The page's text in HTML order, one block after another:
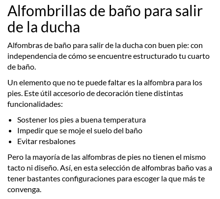
Alfombrillas de baño para salir
de la ducha
Alfombras de baño para salir de la ducha con buen pie: con
independencia de cómo se encuentre estructurado tu cuarto
de baño.
Un elemento que no te puede faltar es la alfombra para los
pies. Este útil accesorio de decoración tiene distintas
funcionalidades:
Sostener los pies a buena temperatura
Impedir que se moje el suelo del baño
Evitar resbalones
Pero la mayoría de las alfombras de pies no tienen el mismo
tacto ni diseño. Así, en esta selección de alfombras baño vas a
tener bastantes configuraciones para escoger la que más te
convenga.